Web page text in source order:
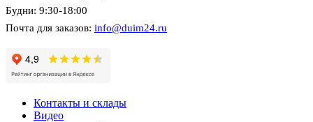
Будни: 9:30-18:00
Почта для заказов: info@duim24.ru
Контакты и склады
Видео